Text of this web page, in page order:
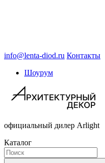
info@lenta-diod.ru Контакты
Шоурум
официальный дилер Arlight
Каталог